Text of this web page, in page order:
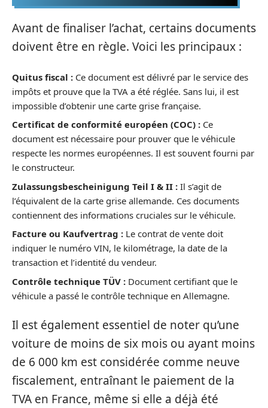
Avant de finaliser l’achat, certains documents
doivent être en règle. Voici les principaux :
Quitus fiscal : Ce document est délivré par le service des
impôts et prouve que la TVA a été réglée. Sans lui, il est
impossible d’obtenir une carte grise française.
Certificat de conformité européen (COC) : Ce
document est nécessaire pour prouver que le véhicule
respecte les normes européennes. Il est souvent fourni par
le constructeur.
Zulassungsbescheinigung Teil I & II : Il s’agit de
l’équivalent de la carte grise allemande. Ces documents
contiennent des informations cruciales sur le véhicule.
Facture ou Kaufvertrag : Le contrat de vente doit
indiquer le numéro VIN, le kilométrage, la date de la
transaction et l’identité du vendeur.
Contrôle technique TÜV : Document certifiant que le
véhicule a passé le contrôle technique en Allemagne.
Il est également essentiel de noter qu’une
voiture de moins de six mois ou ayant moins
de 6 000 km est considérée comme neuve
fiscalement, entraînant le paiement de la
TVA en France, même si elle a déjà été